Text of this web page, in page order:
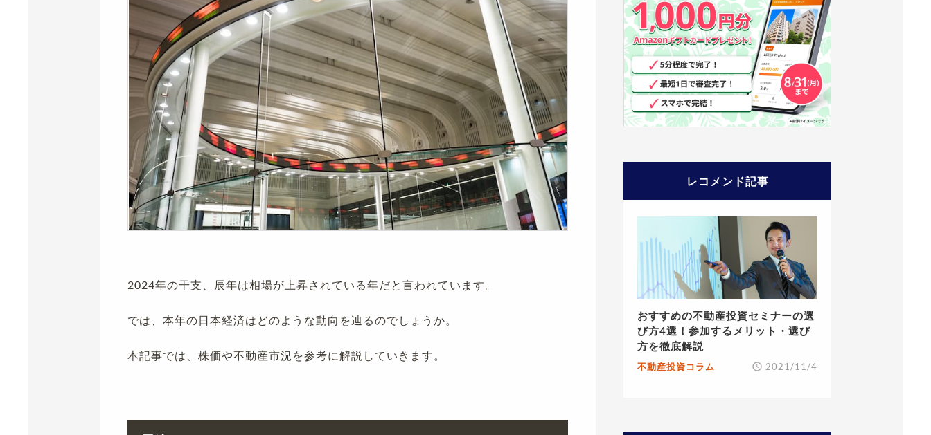
2024年の干支、辰年は相場が上昇されている年だと言われています。
では、本年の日本経済はどのような動向を辿るのでしょうか。
本記事では、株価や不動産市況を参考に解説していきます。
レコメンド記事
おすすめの不動産投資セミナーの選
び方4選！参加するメリット・選び
方を徹底解説
不動産投資コラム 2021/11/4